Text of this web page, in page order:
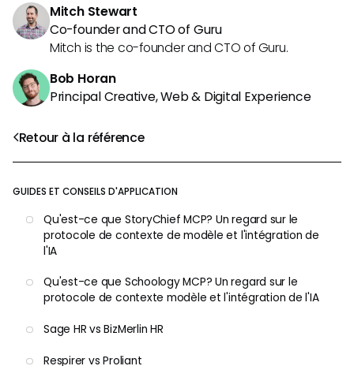
Retour à la référence
GUIDES ET CONSEILS D'APPLICATION
Qu'est-ce que StoryChief MCP? Un regard sur le
protocole de contexte de modèle et l'intégration de
l'IA
Qu'est-ce que Schoology MCP? Un regard sur le
protocole de contexte modèle et l'intégration de l'IA
Sage HR vs BizMerlin HR
Respirer vs Proliant
Mitch Stewart
Co-founder and CTO of Guru
Mitch is the co-founder and CTO of Guru.
Bob Horan
Principal Creative, Web & Digital Experience